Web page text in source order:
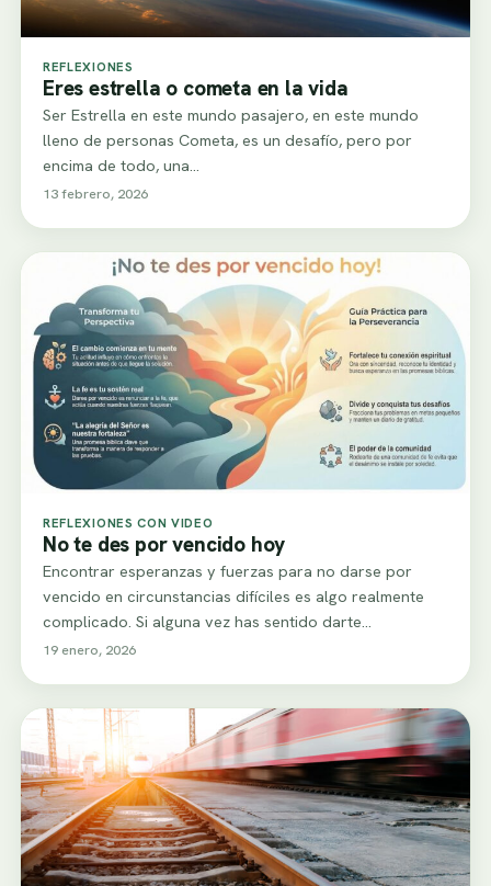
REFLEXIONES
Eres estrella o cometa en la vida
Ser Estrella en este mundo pasajero, en este mundo
lleno de personas Cometa, es un desafío, pero por
encima de todo, una…
13 febrero, 2026
REFLEXIONES CON VIDEO
No te des por vencido hoy
Encontrar esperanzas y fuerzas para no darse por
vencido en circunstancias difíciles es algo realmente
complicado. Si alguna vez has sentido darte…
19 enero, 2026